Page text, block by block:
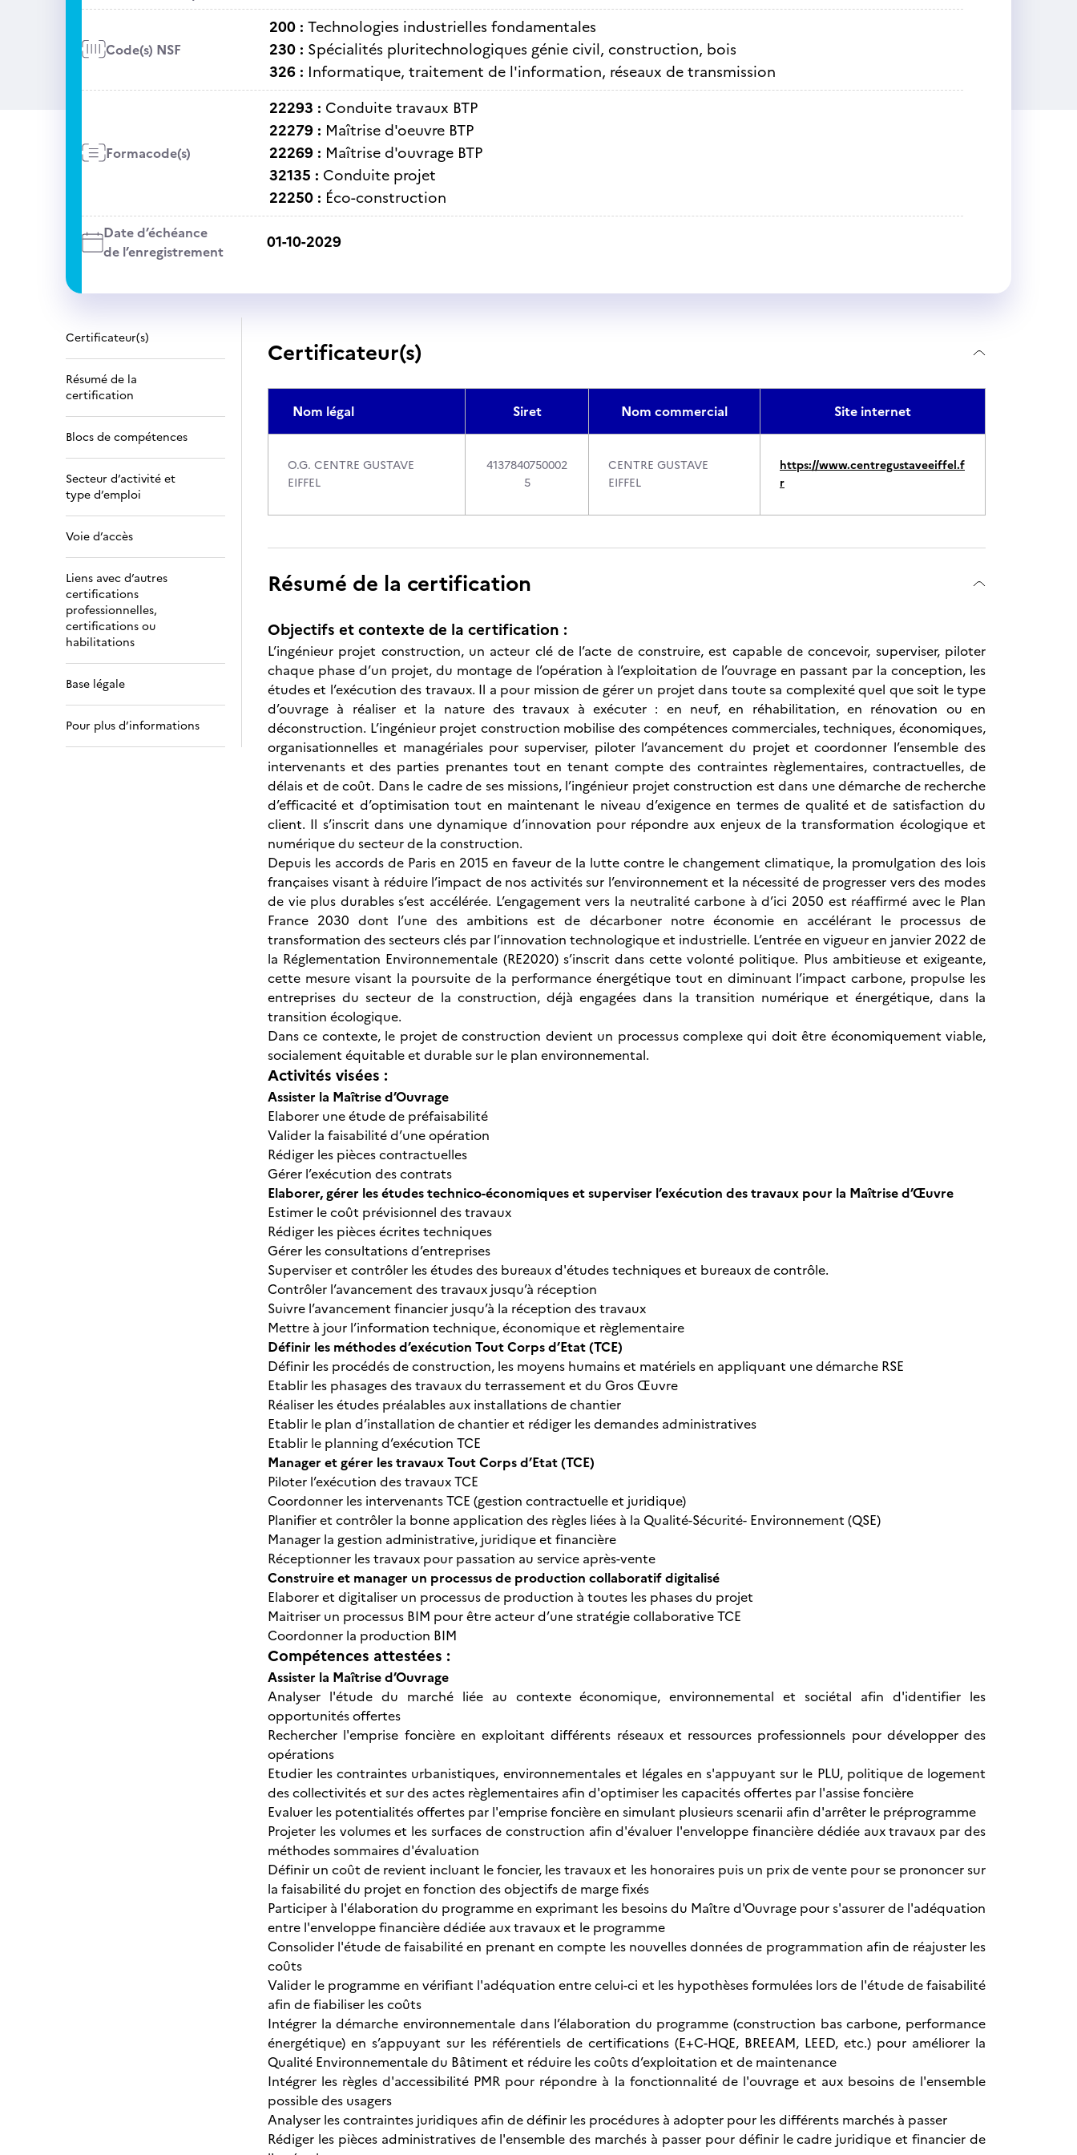
Code(s) NSF
200 : Technologies industrielles fondamentales
230 : Spécialités pluritechnologiques génie civil, construction, bois
326 : Informatique, traitement de l'information, réseaux de transmission
Formacode(s)
22293 : Conduite travaux BTP
22279 : Maîtrise d'oeuvre BTP
22269 : Maîtrise d'ouvrage BTP
32135 : Conduite projet
22250 : Éco-construction
Date d’échéance
de l’enregistrement
01-10-2029
Certificateur(s)
Résumé de la
certification
Blocs de compétences
Secteur d’activité et
type d’emploi
Voie d’accès
Liens avec d’autres
certifications
professionnelles,
certifications ou
habilitations
Base légale
Pour plus d’informations
Certificateur(s)
Nom légal Siret Nom commercial Site internet
O.G. CENTRE GUSTAVE
EIFFEL
4137840750002
5
CENTRE GUSTAVE
EIFFEL
https://www.centregustaveeiffel.f
r
Résumé de la certification
Objectifs et contexte de la certification :
L’ingénieur projet construction, un acteur clé de l’acte de construire, est capable de concevoir, superviser, piloter
chaque phase d’un projet, du montage de l’opération à l’exploitation de l’ouvrage en passant par la conception, les
études et l’exécution des travaux. Il a pour mission de gérer un projet dans toute sa complexité quel que soit le type
d’ouvrage à réaliser et la nature des travaux à exécuter : en neuf, en réhabilitation, en rénovation ou en
déconstruction. L’ingénieur projet construction mobilise des compétences commerciales, techniques, économiques,
organisationnelles et managériales pour superviser, piloter l’avancement du projet et coordonner l’ensemble des
intervenants et des parties prenantes tout en tenant compte des contraintes règlementaires, contractuelles, de
délais et de coût. Dans le cadre de ses missions, l’ingénieur projet construction est dans une démarche de recherche
d’efficacité et d’optimisation tout en maintenant le niveau d’exigence en termes de qualité et de satisfaction du
client. Il s’inscrit dans une dynamique d’innovation pour répondre aux enjeux de la transformation écologique et
numérique du secteur de la construction.
Depuis les accords de Paris en 2015 en faveur de la lutte contre le changement climatique, la promulgation des lois
françaises visant à réduire l’impact de nos activités sur l’environnement et la nécessité de progresser vers des modes
de vie plus durables s’est accélérée. L’engagement vers la neutralité carbone à d’ici 2050 est réaffirmé avec le Plan
France 2030 dont l’une des ambitions est de décarboner notre économie en accélérant le processus de
transformation des secteurs clés par l’innovation technologique et industrielle. L’entrée en vigueur en janvier 2022 de
la Réglementation Environnementale (RE2020) s’inscrit dans cette volonté politique. Plus ambitieuse et exigeante,
cette mesure visant la poursuite de la performance énergétique tout en diminuant l’impact carbone, propulse les
entreprises du secteur de la construction, déjà engagées dans la transition numérique et énergétique, dans la
transition écologique.
Dans ce contexte, le projet de construction devient un processus complexe qui doit être économiquement viable,
socialement équitable et durable sur le plan environnemental.
Activités visées :
Assister la Maîtrise d’Ouvrage
Elaborer une étude de préfaisabilité
Valider la faisabilité d’une opération
Rédiger les pièces contractuelles
Gérer l’exécution des contrats
Elaborer, gérer les études technico-économiques et superviser l’exécution des travaux pour la Maîtrise d’Œuvre
Estimer le coût prévisionnel des travaux
Rédiger les pièces écrites techniques
Gérer les consultations d’entreprises
Superviser et contrôler les études des bureaux d'études techniques et bureaux de contrôle.
Contrôler l’avancement des travaux jusqu’à réception
Suivre l’avancement financier jusqu’à la réception des travaux
Mettre à jour l’information technique, économique et règlementaire
Définir les méthodes d’exécution Tout Corps d’Etat (TCE)
Définir les procédés de construction, les moyens humains et matériels en appliquant une démarche RSE
Etablir les phasages des travaux du terrassement et du Gros Œuvre
Réaliser les études préalables aux installations de chantier
Etablir le plan d’installation de chantier et rédiger les demandes administratives
Etablir le planning d’exécution TCE
Manager et gérer les travaux Tout Corps d’Etat (TCE)
Piloter l’exécution des travaux TCE
Coordonner les intervenants TCE (gestion contractuelle et juridique)
Planifier et contrôler la bonne application des règles liées à la Qualité-Sécurité- Environnement (QSE)
Manager la gestion administrative, juridique et financière
Réceptionner les travaux pour passation au service après-vente
Construire et manager un processus de production collaboratif digitalisé
Elaborer et digitaliser un processus de production à toutes les phases du projet
Maitriser un processus BIM pour être acteur d’une stratégie collaborative TCE
Coordonner la production BIM
Compétences attestées :
Assister la Maîtrise d’Ouvrage
Analyser l'étude du marché liée au contexte économique, environnemental et sociétal afin d'identifier les
opportunités offertes
Rechercher l'emprise foncière en exploitant différents réseaux et ressources professionnels pour développer des
opérations
Etudier les contraintes urbanistiques, environnementales et légales en s'appuyant sur le PLU, politique de logement
des collectivités et sur des actes règlementaires afin d'optimiser les capacités offertes par l'assise foncière
Evaluer les potentialités offertes par l'emprise foncière en simulant plusieurs scenarii afin d'arrêter le préprogramme
Projeter les volumes et les surfaces de construction afin d'évaluer l'enveloppe financière dédiée aux travaux par des
méthodes sommaires d'évaluation
Définir un coût de revient incluant le foncier, les travaux et les honoraires puis un prix de vente pour se prononcer sur
la faisabilité du projet en fonction des objectifs de marge fixés
Participer à l'élaboration du programme en exprimant les besoins du Maître d'Ouvrage pour s'assurer de l'adéquation
entre l'enveloppe financière dédiée aux travaux et le programme
Consolider l'étude de faisabilité en prenant en compte les nouvelles données de programmation afin de réajuster les
coûts
Valider le programme en vérifiant l'adéquation entre celui-ci et les hypothèses formulées lors de l'étude de faisabilité
afin de fiabiliser les coûts
Intégrer la démarche environnementale dans l’élaboration du programme (construction bas carbone, performance
énergétique) en s’appuyant sur les référentiels de certifications (E+C-HQE, BREEAM, LEED, etc.) pour améliorer la
Qualité Environnementale du Bâtiment et réduire les coûts d’exploitation et de maintenance
Intégrer les règles d'accessibilité PMR pour répondre à la fonctionnalité de l'ouvrage et aux besoins de l'ensemble
possible des usagers
Analyser les contraintes juridiques afin de définir les procédures à adopter pour les différents marchés à passer
Rédiger les pièces administratives de l'ensemble des marchés à passer pour définir le cadre juridique et financier de